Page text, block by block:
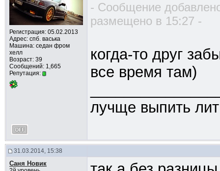
Регистрация: 05.02.2013
Адрес: спб. васька
Машина: седан фром
хелл
Возраст: 39
Сообщений: 1,665
Репутация:
- Сообщение
размещено в 15:27 -
когда-то друг
все время там)
лучще выпить
31.03.2014, 15:38
Саня Новик